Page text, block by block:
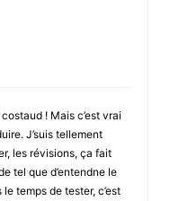
costaud ! Mais c’est vrai
J’suis tellement
les révisions, ça fait
tel que d’entendne le
temps de tester, c’est